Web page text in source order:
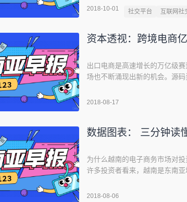
络之都。当时，菲律宾举国上
但值得注意的是，菲律宾人在
2018-10-01 社交平台 互联网社
资本透视：跨境电商
出口电商是高速增长的万亿级
场也不断涌现出新的机会。源
投资部副总裁，曾供职于丰厚
2018-08-17
数据图表： 三分钟读
为什么越南的电子商务市场对
许多投资者看来，越南是东南
家。全球企业增长咨询公司
2018-08-06